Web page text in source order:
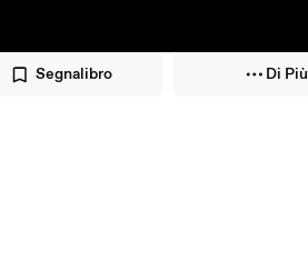
Segnalibro Di Più